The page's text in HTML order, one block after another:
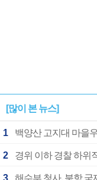
[많이 본 뉴스]
1 백양산 고지대 마을
2 경위 이하 경찰 하위
3 해수부 청사, 북항 국